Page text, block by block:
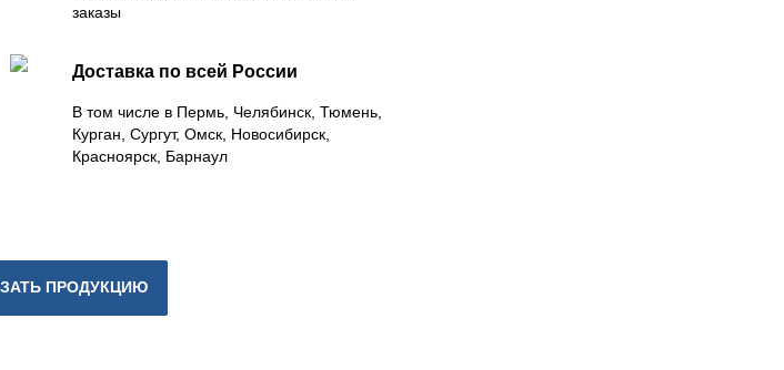
заказы
Доставка по всей России
В том числе в Пермь, Челябинск, Тюмень,
Курган, Сургут, Омск, Новосибирск,
Красноярск, Барнаул
ПРОДУКЦИЮ